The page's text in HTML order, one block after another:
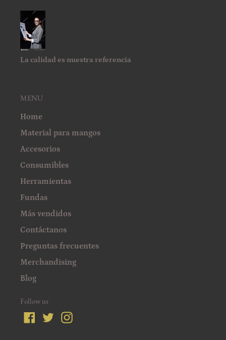
La calidad es nuestra referencia
MENU
Home
Material para mangos
Accesorios
Consumibles
Herramientas
Fundas
Más vendidos
Contáctanos
Preguntas frecuentes
Merchandising
Blog
Follow us
Facebook
TwitterInstagram